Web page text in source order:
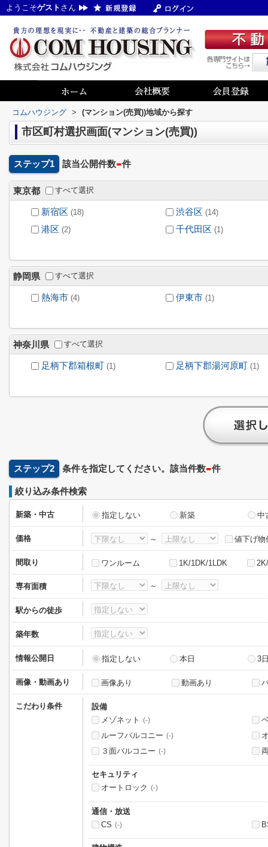
ようこそゲスト さん
コムハウジング > (マンション(売買))地域から探す
市区町村選択画面(マンション(売買))
ステップ1 該当公開件数-件
東京都 すべて選択
新宿区 (18) 渋谷区 (14)
港区 (2) 千代田区 (1)
静岡県 すべて選択
熱海市 (4) 伊東市 (1)
神奈川県 すべて選択
足柄下郡箱根町 (1) 足柄下郡湯河原町 (1)
ステップ2 条件を指定してください。該当件数-件
絞り込み条件検索
新築・中古 指定しない 新築 中
価格 ～ 値下げ物
間取り ワンルーム 1K/1DK/1LDK
専有面積 ～
駅からの徒歩
築年数
情報公開日 指定しない 本日 3
画像・動画あり 画像あり 動画あり
こだわり条件
設備
メゾネット
(-)
ルーフバルコニー (-)
３面バルコニー (-)
セキュリティ
オートロック (-)
通信・放送
CS (-)